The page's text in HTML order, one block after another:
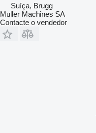
Suíça, Brugg
Muller Machines SA
Contacte o vendedor